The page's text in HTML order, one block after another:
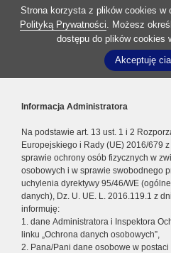
Strona korzysta z plików cookies w
Polityką Prywatności. Możesz
dostępu do plików cookies
Akceptuję
Informacja Administratora
Na podstawie art. 13 ust. 1 i 2
Europejskiego i Rady (UE) 2016/679
sprawie ochrony osób fizycznych w
osobowych i w sprawie swobodnego
uchylenia dyrektywy 95/46/WE
danych), Dz. U. UE. L. 2016.119.1 z
informuję:
1. dane Administratora i Inspektora
linku „Ochrona danych osobowych”,
2. Pana/Pani dane osobowe w